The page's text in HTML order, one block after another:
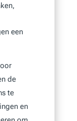
een
de
te
en